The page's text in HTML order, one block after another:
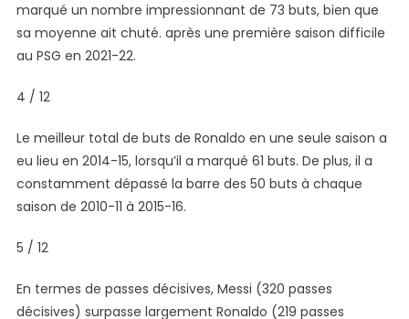
marqué un nombre impressionnant de 73 buts, bien que
sa moyenne ait chuté. après une première saison difficile
au PSG en 2021-22.
4 / 12
Le meilleur total de buts de Ronaldo en une seule saison a
eu lieu en 2014-15, lorsqu’il a marqué 61 buts. De plus, il a
constamment dépassé la barre des 50 buts à chaque
saison de 2010-11 à 2015-16.
5 / 12
En termes de passes décisives, Messi (320 passes
décisives) surpasse largement Ronaldo (219 passes